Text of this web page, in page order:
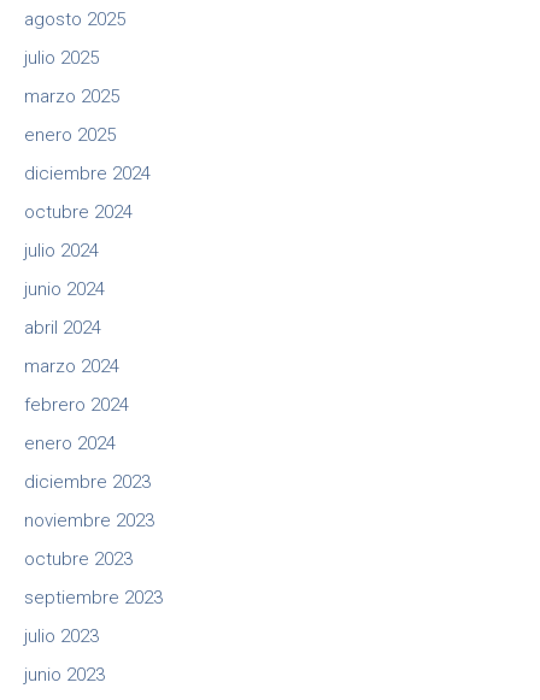
agosto 2025
julio 2025
marzo 2025
enero 2025
diciembre 2024
octubre 2024
julio 2024
junio 2024
abril 2024
marzo 2024
febrero 2024
enero 2024
diciembre 2023
noviembre 2023
octubre 2023
septiembre 2023
julio 2023
junio 2023